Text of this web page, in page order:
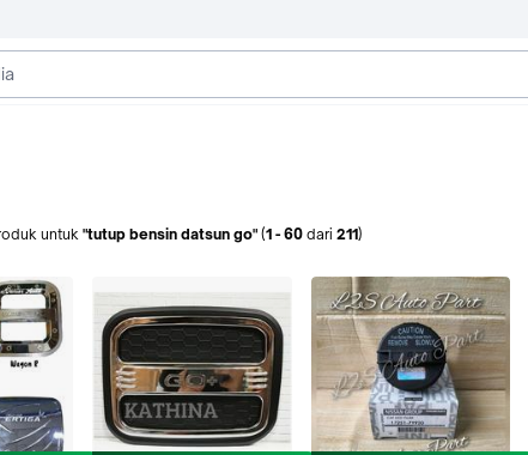
untuk "tutup bensin datsun go" (1 -60 dari 211)